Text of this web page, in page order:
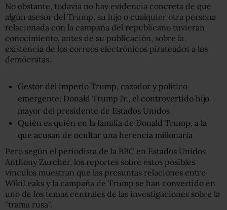
No obstante, todavía no hay evidencia concreta de que
algún asesor del Trump, su hijo o cualquier otra persona
relacionada con la campaña del republicano tuvieran
conocimiento, antes de su publicación, sobre la
existencia de los correos electrónicos pirateados a los
demócratas.
Gestor del imperio Trump, cazador y político
emergente: Donald Trump Jr., el controvertido hijo
mayor del presidente de Estados Unidos
Quién es quién en la familia de Donald Trump, a la
que acusan de ocultar una herencia millonaria
Pero según el periodista de la BBC en Estados Unidos
Anthony Zurcher, los reportes sobre estos posibles
vínculos muestran que las presuntas relaciones entre
WikiLeaks y la campaña de Trump se han convertido en
uno de los temas centrales de las investigaciones sobre la
"trama rusa".